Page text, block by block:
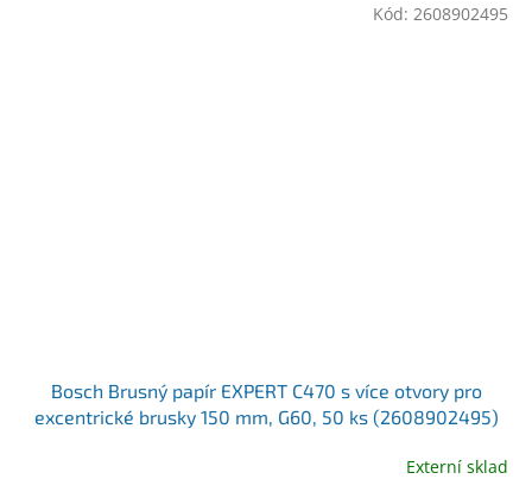
Bosch Brusný papír EXPERT C470 s více otvory pro
excentrické brusky 150 mm, G60, 50 ks (2608902495)
Externí sklad
Kód: 2608902495